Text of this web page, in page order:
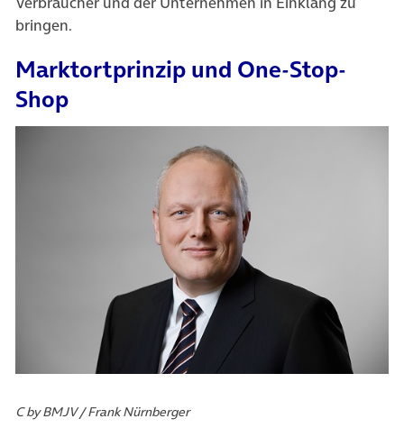
bringen.
Marktortprinzip und One-Stop-
Shop
C by BMJV / Frank Nürnberger